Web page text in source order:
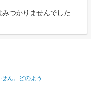
つかりませんでした
ん。どのよう